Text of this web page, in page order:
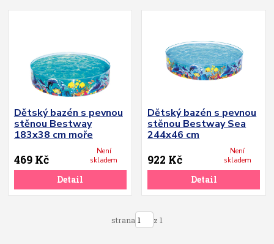
Dětský bazén s pevnou
stěnou Bestway
183x38 cm moře
469 Kč
Není
skladem
Detail
Dětský bazén s pevnou
stěnou Bestway Sea
244x46 cm
922 Kč
Není
skladem
Detail
strana z 1